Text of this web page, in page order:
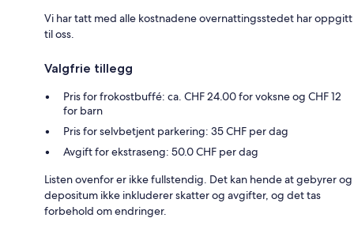
Vi har tatt med alle kostnadene overnattingsstedet har oppgitt
til oss.
Valgfrie tillegg
Pris for frokostbuffé: ca. CHF 24.00 for voksne og CHF 12
for barn
Pris for selvbetjent parkering: 35 CHF per dag
Avgift for ekstraseng: 50.0 CHF per dag
Listen ovenfor er ikke fullstendig. Det kan hende at gebyrer og
depositum ikke inkluderer skatter og avgifter, og det tas
forbehold om endringer.